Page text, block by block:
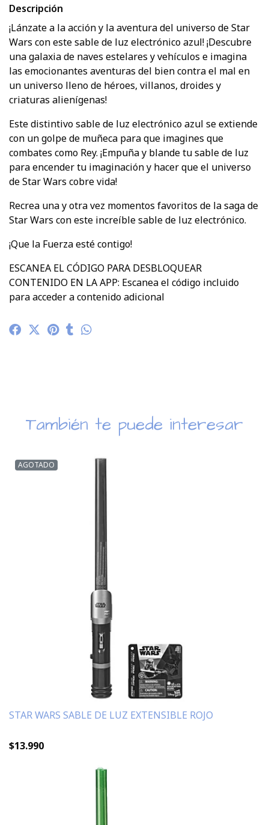
Descripción
¡Lánzate a la acción y la aventura del universo de Star
Wars con este sable de luz electrónico azul! ¡Descubre
una galaxia de naves estelares y vehículos e imagina
las emocionantes aventuras del bien contra el mal en
un universo lleno de héroes, villanos, droides y
criaturas alienígenas!
Este distintivo sable de luz electrónico azul se extiende
con un golpe de muñeca para que imagines que
combates como Rey. ¡Empuña y blande tu sable de luz
para encender tu imaginación y hacer que el universo
de Star Wars cobre vida!
Recrea una y otra vez momentos favoritos de la saga de
Star Wars con este increíble sable de luz electrónico.
¡Que la Fuerza esté contigo!
ESCANEA EL CÓDIGO PARA DESBLOQUEAR
CONTENIDO EN LA APP: Escanea el código incluido
para acceder a contenido adicional
También te puede interesar
AGOTADO
STAR WARS SABLE DE LUZ EXTENSIBLE ROJO
$13.990